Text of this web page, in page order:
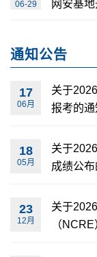
06-29 网安基地
通知公告
17
06月
关于
报考的通
18
05月
关于
成绩公布
23
12月
关于
（